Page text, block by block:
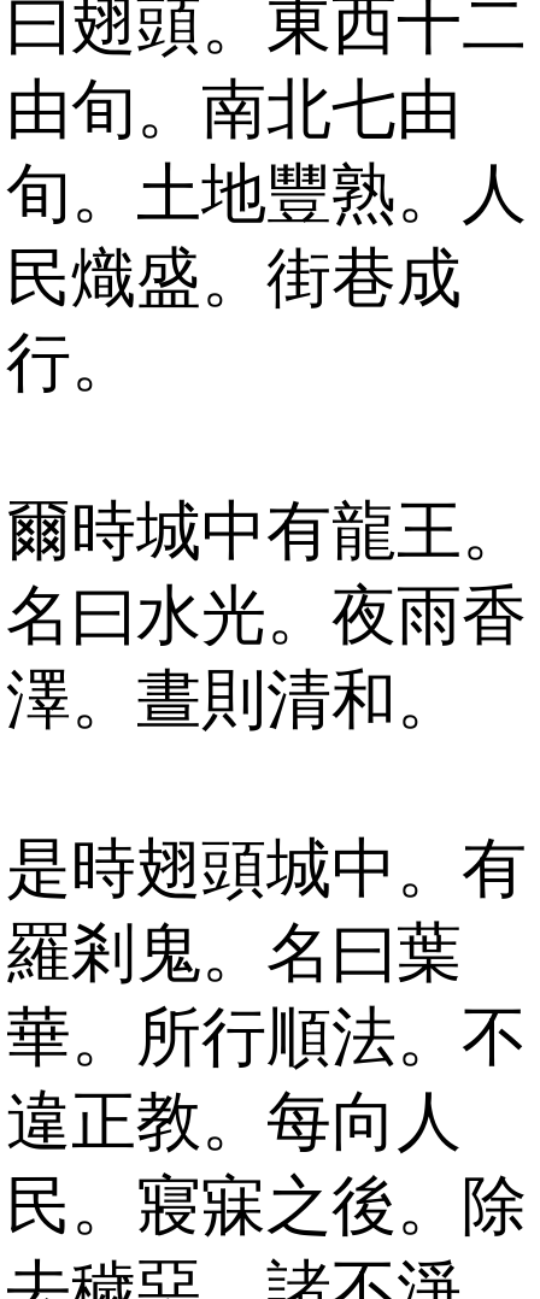
曰翅頭。東西十二
由旬。南北七由
旬。土地豐熟。人
民熾盛。街巷成
行。
爾時城中有龍王。
名曰水光。夜雨香
澤。晝則清和。
是時翅頭城中。有
羅剎鬼。名曰葉
華。所行順法。不
違正教。每向人
民。寢寐之後。除